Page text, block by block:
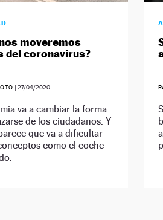
moveremos
del coronavirus?
| 27/04/2020
va a cambiar la forma
de los ciudadanos. Y
que va a dificultar
como el coche